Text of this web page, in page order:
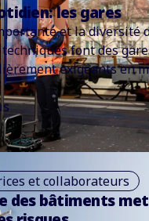
les gares
et la diversité
font des
exigeants en
et collaborateurs
des bâtiments